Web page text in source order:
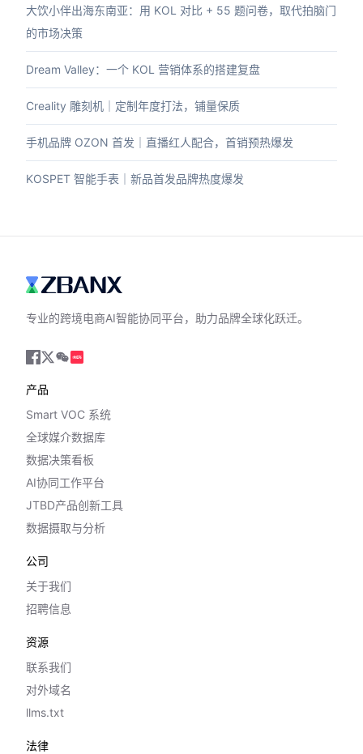
大饮小伴出海东南亚：用 KOL 对比 + 55 题问卷，取代拍脑门
的市场决策
Dream Valley：一个 KOL 营销体系的搭建复盘
Creality 雕刻机｜定制年度打法，铺量保质
手机品牌 OZON 首发｜直播红人配合，首销预热爆发
KOSPET 智能手表｜新品首发品牌热度爆发
专业的跨境电商AI智能协同平台，助力品牌全球化跃迁。
产品
Smart VOC 系统
全球媒介数据库
数据决策看板
AI协同工作平台
JTBD产品创新工具
数据摄取与分析
公司
关于我们
招聘信息
资源
联系我们
对外域名
llms.txt
法律